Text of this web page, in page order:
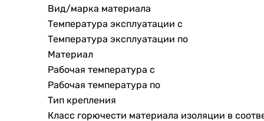
Вид/марка материала
Температура эксплуатации с
Температура эксплуатации по
Материал
Рабочая температура с
Рабочая температура по
Тип крепления
Класс горючести материала изоляции в